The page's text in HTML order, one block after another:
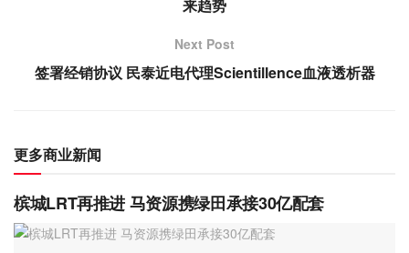
来趋势
Next Post
签署经销协议 民泰近电代理Scientillence血液透析器
更多商业新闻
槟城LRT再推进 马资源携绿田承接30亿配套